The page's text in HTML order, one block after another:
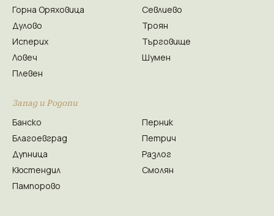
Горна Оряховица
Дулово
Исперих
Ловеч
Плевен
Севлиево
Троян
Търговище
Шумен
Запад и Родопи
Банско
Благоевград
Дупница
Кюстендил
Пампорово
Перник
Петрич
Разлог
Смолян